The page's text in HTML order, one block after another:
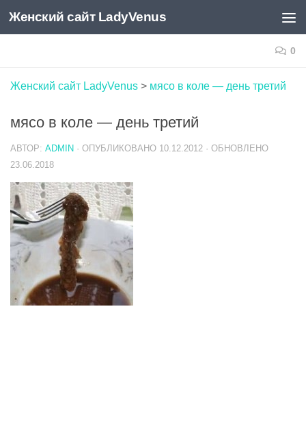
Skip to content
Женский сайт LadyVenus
0
Женский сайт LadyVenus > мясо в коле — день третий
мясо в коле — день третий
АВТОР: ADMIN · ОПУБЛИКОВАНО 10.12.2012 · ОБНОВЛЕНО
23.06.2018